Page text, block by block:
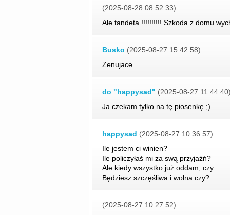
(2025-08-28 08:52:33)
Ale tandeta !!!!!!!!!! Szkoda z domu
Busko (2025-08-27 15:42:58)
Zenujace
do "happysad" (2025-08-27
Ja czekam tylko na tę piosenkę ;)
happysad (2025-08-27 10:36:57)
Ile jestem ci winien?
Ile policzyłaś mi za swą przyjaźń?
Ale kiedy wszystko już oddam, czy
Będziesz szczęśliwa i wolna czy?
(2025-08-27 10:27:52)